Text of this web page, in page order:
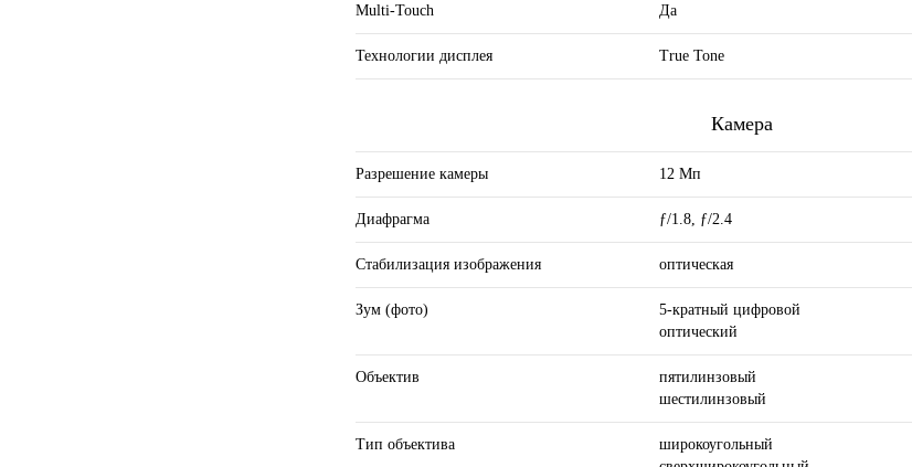
Multi-Touch Да
Технологии дисплея True Tone
Камера
Разрешение камеры 12 Мп
Диафрагма ƒ/1.8, ƒ/2.4
Стабилизация изображения оптическая
Зум (фото)
5-кратный цифровой
оптический
Объектив
пятилинзовый
шестилинзовый
Тип объектива
широкоугольный